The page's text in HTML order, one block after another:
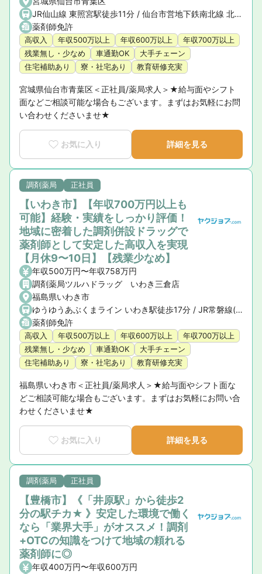
JR仙山線 東照宮駅徒歩11分 / 仙台市営地下鉄南北線 北四番丁駅徒歩13分 / JR仙山線 北仙台駅徒歩17分 / 仙台市営地下鉄南北線 北仙台駅徒歩17分
薬剤師免許
高収入 年収500万以上 年収600万以上
年収700万以上
残業無し・少なめ
車通勤OK
大手チェーン
住宅補助あり
寮・社宅あり 教育研修充実
宮城県仙台市青葉区＜正社員/薬局求人＞★給与面やシフト
面などご相談可能な場合もございます。まずはお気軽にお問
い合わせくださいませ★
お気に入り 詳細を見る
調剤薬局 正社員
【いわき市】【年収700万円以上も
可能】経験・実績をしっかり評価！
地域に密着した調剤併設ドラッグで
薬剤師として安定した高収入を実現
【月休9〜10日】【残業少なめ】
年収500万円〜年収758万円
調剤薬局ツルハドラッグ いわき三倉店
福島県いわき市
ゆうゆうあぶくまライン いわき駅徒歩17分 / JR常磐線(取手〜いわき) いわき駅徒歩17分 / JR常磐線(いわき〜仙台) いわき駅徒歩17分
薬剤師免許
高収入 年収500万以上 年収600万以上
年収700万以上
残業無し・少なめ
車通勤OK
大手チェーン
住宅補助あり
寮・社宅あり 教育研修充実
福島県いわき市＜正社員/薬局求人＞★給与面やシフト面な
どご相談可能な場合もございます。まずはお気軽にお問い合
わせくださいませ★
お気に入り 詳細を見る
調剤薬局 正社員
【豊橋市】《「井原駅」から徒歩2
分の駅チカ★ 》安定した環境で働く
なら「業界大手」がオススメ！調剤
+OTCの知識をつけて地域の頼れる
薬剤師に◎
年収400万円〜年収600万円